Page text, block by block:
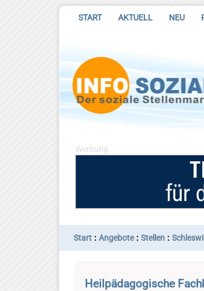
START AKTUELL NEU
Werbung
Start : Angebote: Stellen :
Heilpädagogische